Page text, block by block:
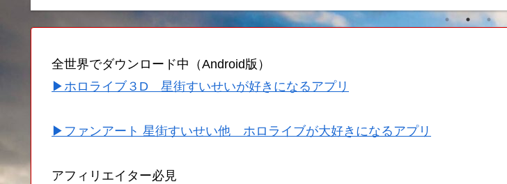
サマー
全世界でダウンロード中（Android版）
▶ホロライブ３D 星街すいせいが好きになるアプリ
▶ファンアート 星街すいせい他 ホロライブが大好きになるアプリ
アフィリエイター必見